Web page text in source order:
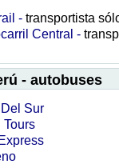
- transportista
Central -
- autobuses
Sur
Tours